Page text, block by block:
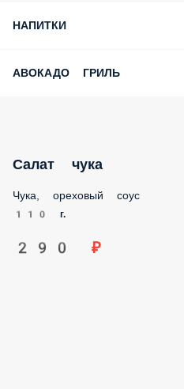
НАПИТКИ
АВОКАДО ГРИЛЬ
Салат чука
Чука, ореховый соус
110 г.
290 ₽